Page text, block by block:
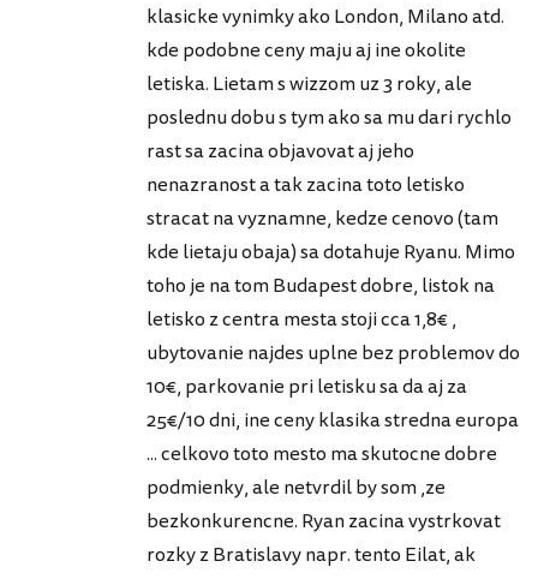
klasicke vynimky ako London, Milano atd.
kde podobne ceny maju aj ine okolite
letiska. Lietam s wizzom uz 3 roky, ale
poslednu dobu s tym ako sa mu dari rychlo
rast sa zacina objavovat aj jeho
nenazranost a tak zacina toto letisko
stracat na vyznamne, kedze cenovo (tam
kde lietaju obaja) sa dotahuje Ryanu. Mimo
toho je na tom Budapest dobre, listok na
letisko z centra mesta stoji cca 1,8€ ,
ubytovanie najdes uplne bez problemov do
10€, parkovanie pri letisku sa da aj za
25€/10 dni, ine ceny klasika stredna europa
... celkovo toto mesto ma skutocne dobre
podmienky, ale netvrdil by som ,ze
bezkonkurencne. Ryan zacina vystrkovat
rozky z Bratislavy napr. tento Eilat, ak